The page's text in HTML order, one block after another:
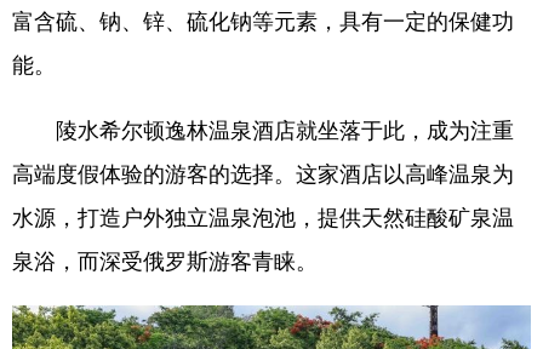
富含硫、钠、锌、硫化钠等元素，具有一定的保健功
能。
陵水希尔顿逸林温泉酒店就坐落于此，成为注重
高端度假体验的游客的选择。这家酒店以高峰温泉为
水源，打造户外独立温泉泡池，提供天然硅酸矿泉温
泉浴，而深受俄罗斯游客青睐。